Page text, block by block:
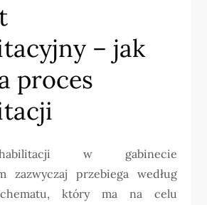
– jak
proces
w gabinecie
zazwyczaj przebiega według
który ma na celu